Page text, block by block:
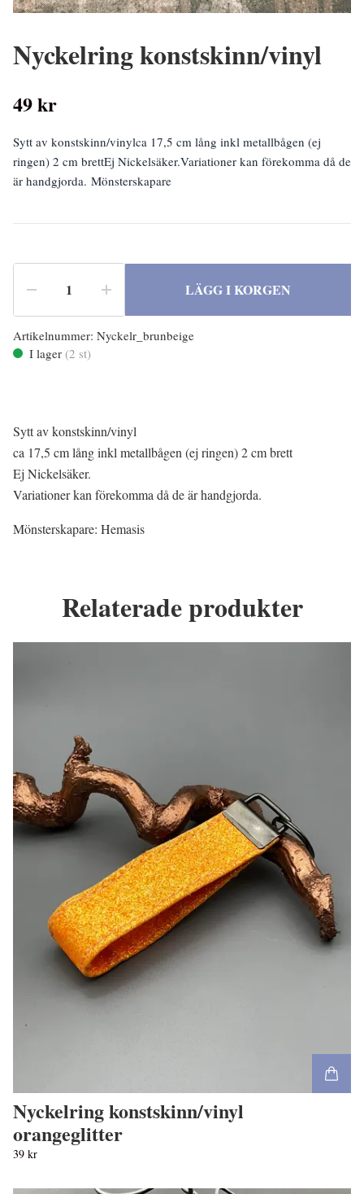
Nyckelring konstskinn/vinyl
49 kr
Sytt av konstskinn/vinylca 17,5 cm lång inkl metallbågen (ej
ringen) 2 cm brettEj Nickelsäker.Variationer kan förekomma då de
är handgjorda. Mönsterskapare
LÄGG I KORGEN
Artikelnummer: Nyckelr_brunbeige
I lager (2 st)
Sytt av konstskinn/vinyl
ca 17,5 cm lång inkl metallbågen (ej ringen) 2 cm brett
Ej Nickelsäker.
Variationer kan förekomma då de är handgjorda.
Mönsterskapare: Hemasis
Relaterade produkter
Nyckelring konstskinn/vinyl
orangeglitter
39 kr